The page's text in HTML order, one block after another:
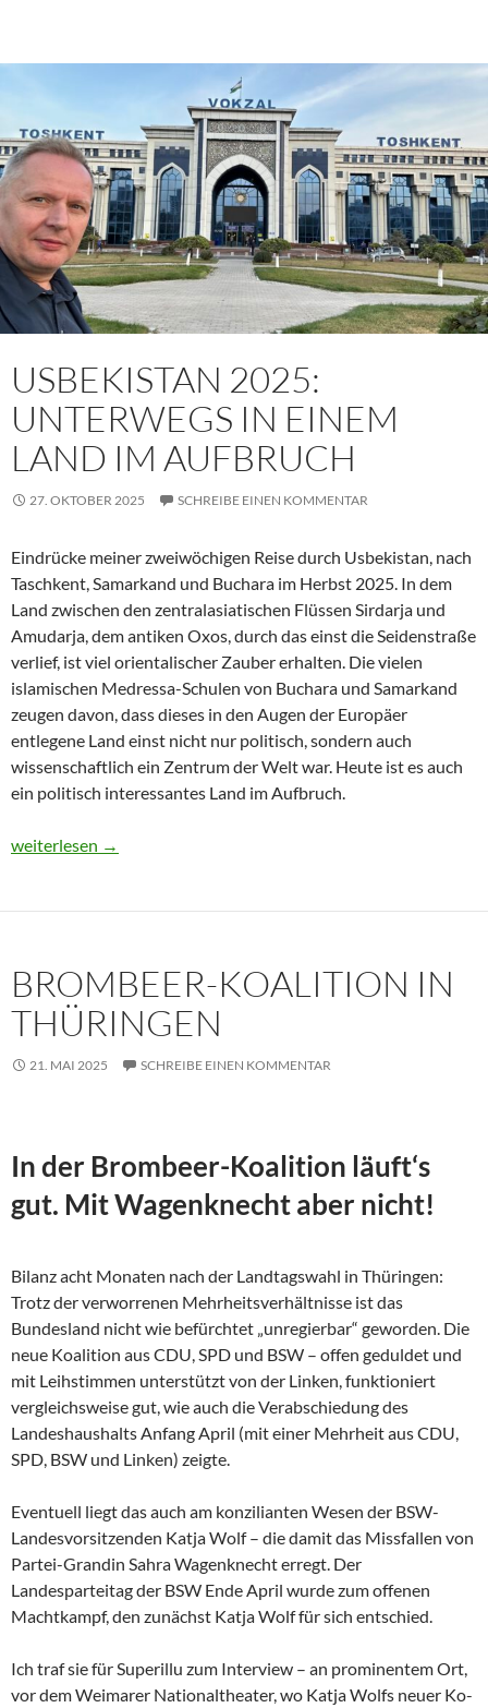
USBEKISTAN 2025:
UNTERWEGS IN EINEM
LAND IM AUFBRUCH
27. OKTOBER 2025 SCHREIBE EINEN KOMMENTAR
Eindrücke meiner zweiwöchigen Reise durch Usbekistan, nach
Taschkent, Samarkand und Buchara im Herbst 2025. In dem
Land zwischen den zentralasiatischen Flüssen Sirdarja und
Amudarja, dem antiken Oxos, durch das einst die Seidenstraße
verlief, ist viel orientalischer Zauber erhalten. Die vielen
islamischen Medressa-Schulen von Buchara und Samarkand
zeugen davon, dass dieses in den Augen der Europäer
entlegene Land einst nicht nur politisch, sondern auch
wissenschaftlich ein Zentrum der Welt war. Heute ist es auch
ein politisch interessantes Land im Aufbruch.
Usbekistan 2025: Unterwegs in einem Land im Aufbruch
weiterlesen →
BROMBEER-KOALITION IN
THÜRINGEN
21. MAI 2025 SCHREIBE EINEN KOMMENTAR
In der Brombeer-Koalition läuft‘s
gut. Mit Wagenknecht aber nicht!
Bilanz acht Monaten nach der Landtagswahl in Thüringen:
Trotz der verworrenen Mehrheitsverhältnisse ist das
Bundesland nicht wie befürchtet „unregierbar“ geworden. Die
neue Koalition aus CDU, SPD und BSW – offen geduldet und
mit Leihstimmen unterstützt von der Linken, funktioniert
vergleichsweise gut, wie auch die Verabschiedung des
Landeshaushalts Anfang April (mit einer Mehrheit aus CDU,
SPD, BSW und Linken) zeigte.
Eventuell liegt das auch am konzilianten Wesen der BSW-
Landesvorsitzenden Katja Wolf – die damit das Missfallen von
Partei-Grandin Sahra Wagenknecht erregt. Der
Landesparteitag der BSW Ende April wurde zum offenen
Machtkampf, den zunächst Katja Wolf für sich entschied.
Ich traf sie für Superillu zum Interview – an prominentem Ort,
vor dem Weimarer Nationaltheater, wo Katja Wolfs neuer Ko-